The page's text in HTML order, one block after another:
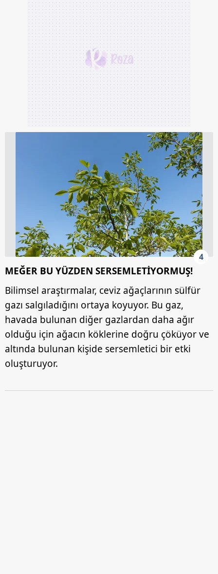
4
MEĞER BU YÜZDEN SERSEMLETİYORMUŞ!
Bilimsel araştırmalar, ceviz ağaçlarının sülfür
gazı salgıladığını ortaya koyuyor. Bu gaz,
havada bulunan diğer gazlardan daha ağır
olduğu için ağacın köklerine doğru çöküyor ve
altında bulunan kişide sersemletici bir etki
oluşturuyor.